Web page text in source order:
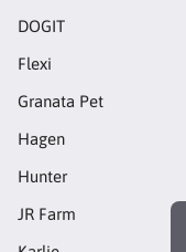
DOGIT
Flexi
Granata Pet
Hagen
Hunter
JR Farm